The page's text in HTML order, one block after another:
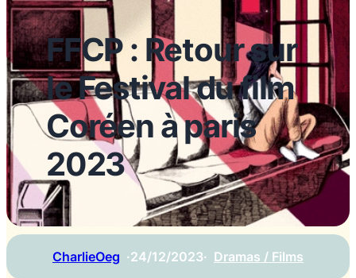
FFCP : Retour sur
le Festival du film
Coréen à paris
2023
CharlieOeg ·24/12/2023· Dramas / Films